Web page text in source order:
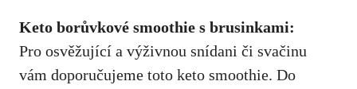
Keto borůvkové smoothie s brusinkami:
Pro osvěžující a výživnou snídani či svačinu
vám doporučujeme toto keto smoothie. Do